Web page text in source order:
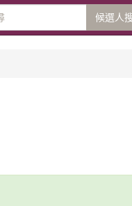
候選人